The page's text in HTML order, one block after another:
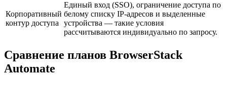
Корпоративный
контур доступа
Единый вход (SSO), ограничение доступа по
белому списку IP-адресов и выделенные
устройства — такие условия
рассчитываются индивидуально по запросу.
Сравнение планов BrowserStack
Automate